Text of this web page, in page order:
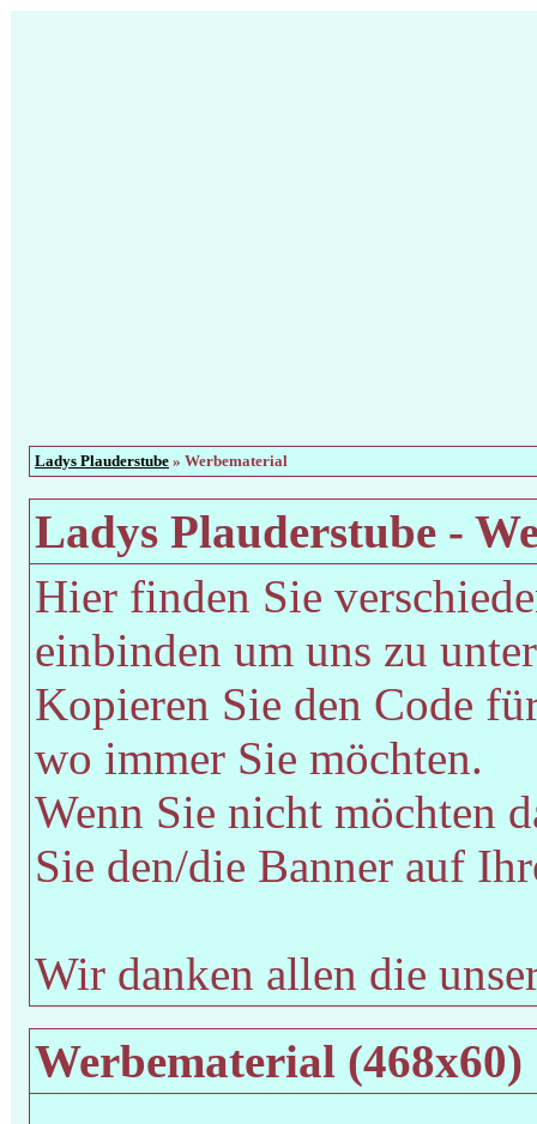
Ladys Plauderstube » Werbematerial
Ladys Plauderstube -
Hier finden Sie
einbinden um uns zu
Kopieren Sie den Code
wo immer Sie möchten.
Wenn Sie nicht möchten
Sie den/die Banner auf
Wir danken allen die
Werbematerial (468x60)